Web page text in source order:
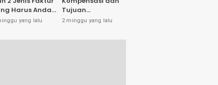
Harus Anda
yang lalu
Tujuan
Pemberiannya
Ketahui
2 minggu yang lalu